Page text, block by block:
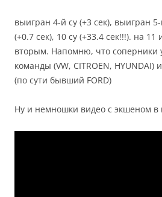
выигран 4-й су (+3 сек), выигран 5-
(+0.7 сек), 10 су (+33.4 сек!!!). на 11
вторым. Напомню, что соперники
команды (VW, CITROEN, HYUNDAI)
(по сути бывший FORD)
Ну и немношки видео с экшеном в